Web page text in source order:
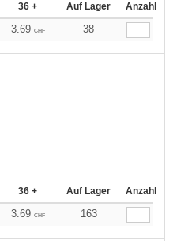
36 + Auf Lager Anzahl
3.69 CHF 38
36 + Auf Lager Anzahl
3.69 CHF 163